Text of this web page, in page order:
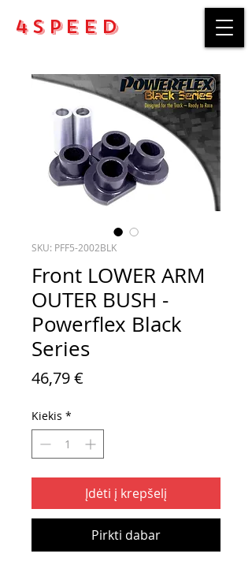
4Speed
SKU: PFF5-2002BLK
Front LOWER ARM
OUTER BUSH -
Powerflex Black
Series
46,79 €
Kiekis *
Įdėti į krepšelį
Pirkti dabar